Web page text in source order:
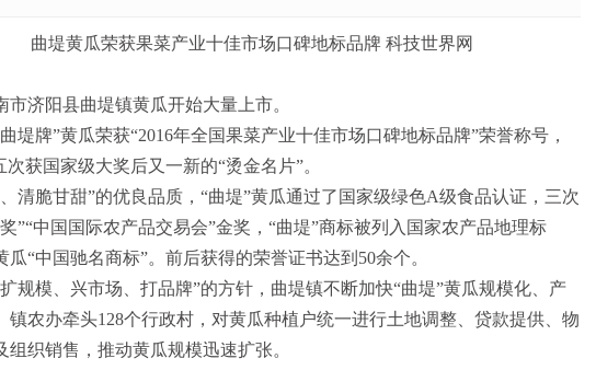
市济阳县曲堤镇黄瓜开始大量上市。
堤牌”黄瓜荣获“2016年全国果菜产业十佳市场口碑地标品牌”荣誉称号，
次获国家级大奖后又一新的“烫金名片”。
清脆甘甜”的优良品质，“曲堤”黄瓜通过了国家级绿色A级食品认证，三次
”“中国国际农产品交易会”金奖，“曲堤”商标被列入国家农产品地理标
“中国驰名商标”。前后获得的荣誉证书达到50余个。
规模、兴市场、打品牌”的方针，曲堤镇不断加快“曲堤”黄瓜规模化、产
镇农办牵头128个行政村，对黄瓜种植户统一进行土地调整、贷款提供、物
组织销售，推动黄瓜规模迅速扩张。